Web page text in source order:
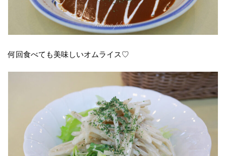
何回食べても美味しいオムライス♡